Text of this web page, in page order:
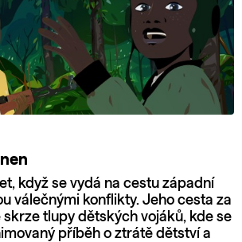
když se vydá na cestu západní
válečnými konflikty. Jeho cesta za
tlupy dětských vojáků, kde se
příběh o ztrátě dětství a